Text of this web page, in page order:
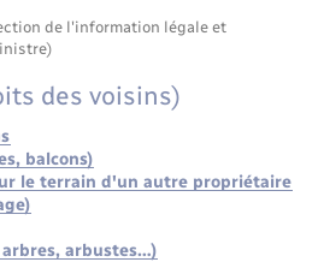
de l'information légale et
des voisins)
balcons)
le terrain d'un autre propriétaire
arbustes…)